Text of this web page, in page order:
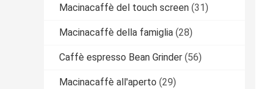
Macinacaffè del touch screen (31)
Macinacaffè della famiglia (28)
Caffè espresso Bean Grinder (56)
Macinacaffè all'aperto (29)